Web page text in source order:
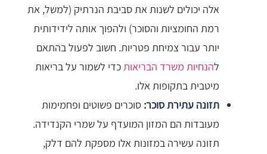
אלה יכולים לשנות את סביבת הנרתיק (למשל, את
רמת החומציות והסוכר) ולהפוך אותה לידידותית
יותר עבור צמיחת פטריות. חשוב לפעול בהתאם
להנחיות משרד הבריאותכדי לשמור על בריאות
מיטבית בתקופות אלו.
תזונה עתירת סוכר: סוכרים פשוטים ופחמימות
מעובדות הם המזון המועדף על שמרי הקנדידה.
תזונה עשירה במזונות אלו מספקת להם דלק,